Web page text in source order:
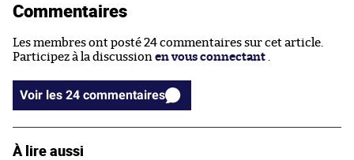
Commentaires
Les membres ont posté 24 commentaires sur cet article.
Participez à la discussion en vous connectant
Voir les 24 commentaires
À lire aussi